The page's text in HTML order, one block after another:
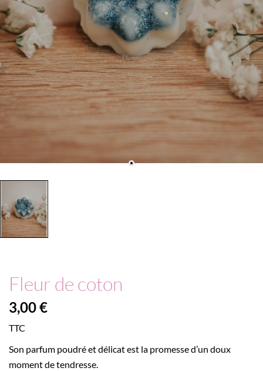
Fleur de coton
3,00 €
TTC
Son parfum poudré et délicat est la promesse d’un doux
moment de tendresse.